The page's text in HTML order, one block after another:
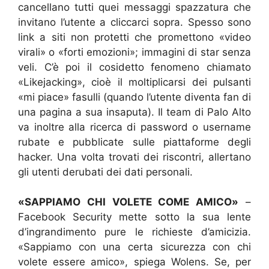
cancellano tutti quei messaggi spazzatura che
invitano l’utente a cliccarci sopra. Spesso sono
link a siti non protetti che promettono «video
virali» o «forti emozioni»; immagini di star senza
veli. C’è poi il cosidetto fenomeno chiamato
«Likejacking», cioè il moltiplicarsi dei pulsanti
«mi piace» fasulli (quando l’utente diventa fan di
una pagina a sua insaputa). Il team di Palo Alto
va inoltre alla ricerca di password o username
rubate e pubblicate sulle piattaforme degli
hacker. Una volta trovati dei riscontri, allertano
gli utenti derubati dei dati personali.
«SAPPIAMO CHI VOLETE COME AMICO» –
Facebook Security mette sotto la sua lente
d’ingrandimento pure le richieste d’amicizia.
«Sappiamo con una certa sicurezza con chi
volete essere amico», spiega Wolens. Se, per